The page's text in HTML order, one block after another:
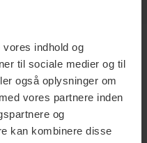
indhold og
til sociale medier og til
også oplysninger om
vores partnere inden
og
kan kombinere disse
kategori